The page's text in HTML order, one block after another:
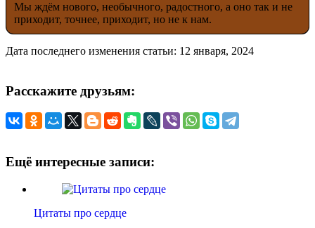
Мы ждём нового, необычного, радостного, а оно так и не
приходит, точнее, приходит, но не к нам.
Дата последнего изменения статьи: 12 января, 2024
Расскажите друзьям:
Ещё интересные записи:
Цитаты про сердце